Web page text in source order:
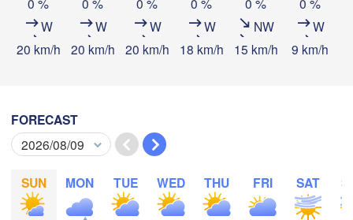
W
20 km/h
W
20 km/h
W
20 km/h
W
18 km/h
NW
15 km/h
W
9 km/h
FORECAST
SUN MON TUE WED THU FRI SAT
Temperature
We
Aug 05
Th
Aug 06
Fr
Aug 07 Aug 08
:00 11 :00 12:00 13:00 14 15 :00 16 :00
Kraków
Łódź
POLAND
Košice
SLOVAKIA
(Pinsk)
Lublin
(Brest)
Чернівці
Івано-Франківськ
(Ivano-Frankivsk)